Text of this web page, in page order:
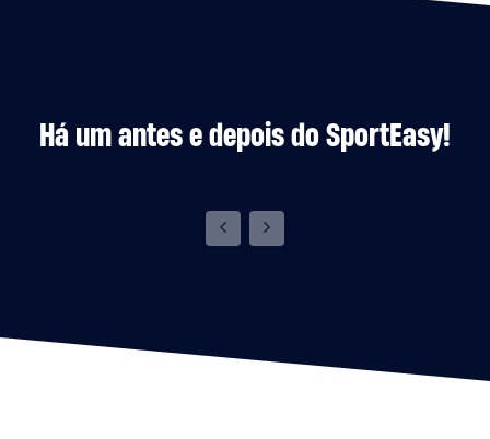
Há um antes e depois do SportEasy!